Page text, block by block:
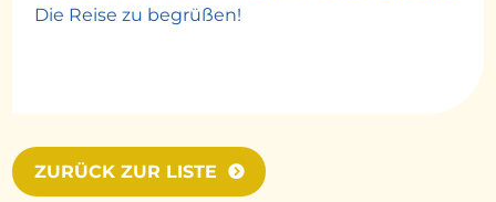
Die Reise zu begrüßen!
ZURÜCK ZUR LISTE